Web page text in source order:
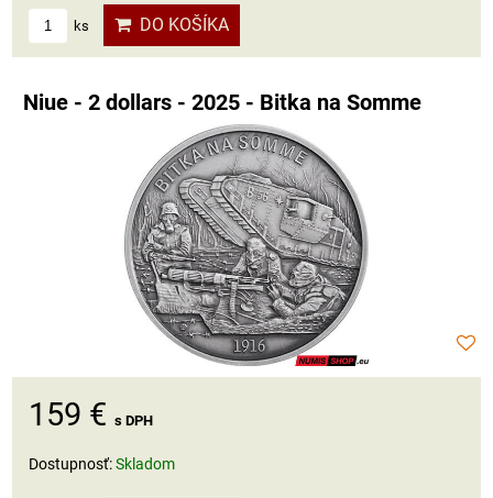
ks DO KOŠÍKA
Niue - 2 dollars - 2025 - Bitka na Somme
159 € s DPH
Dostupnosť:Skladom